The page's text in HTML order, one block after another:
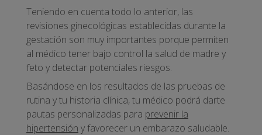
Teniendo en cuenta todo lo anterior, las
revisiones ginecológicas establecidas durante la
gestación son muy importantes porque permiten
al médico tener bajo control la salud de madre y
feto y detectar potenciales riesgos.
Basándose en los resultados de las pruebas de
rutina y tu historia clínica, tu médico podrá darte
pautas personalizadas para prevenir la
hipertensión y favorecer un embarazo saludable.